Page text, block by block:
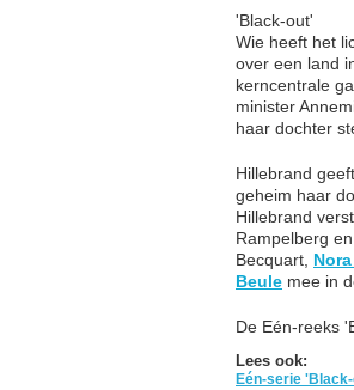
'Black-out'
Wie heeft het
over een land
kerncentrale
minister
haar dochter
Hillebrand
geheim haar
Hillebrand
Rampelberg
Becquart,
Beule mee in
De Eén-reeks
Lees ook:
Eén-serie